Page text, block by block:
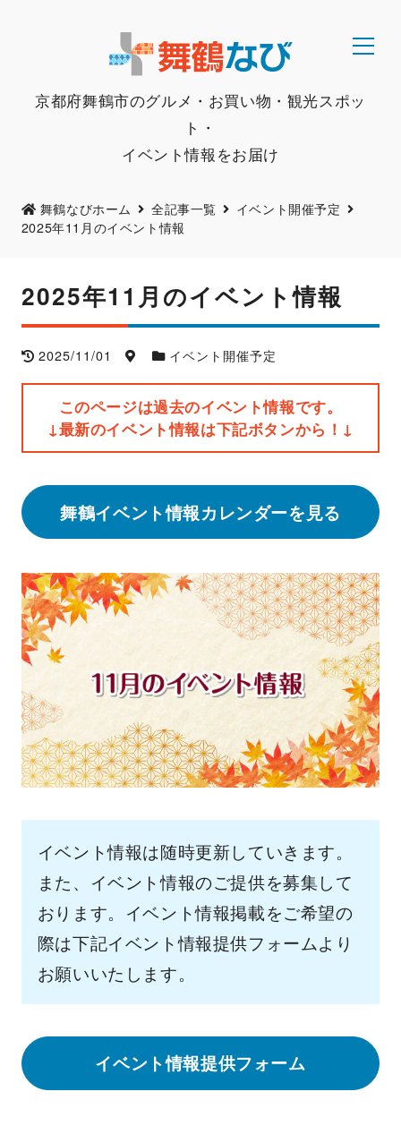
京都府舞鶴市のグルメ・お買い物・観光スポッ
ト・
イベント情報をお届け
舞鶴なびホーム 全記事一覧
イベント開催予定
2025年11月のイベント情報
2025年11月のイベント情報
2025/11/01 イベント開催予定
このページは過去のイベント情報です。
↓最新のイベント情報は下記ボタンから！↓
舞鶴イベント情報カレンダーを見る
イベント情報は随時更新していきます。
また、イベント情報のご提供を募集して
おります。イベント情報掲載をご希望の
際は下記イベント情報提供フォームより
お願いいたします。
イベント情報提供フォーム